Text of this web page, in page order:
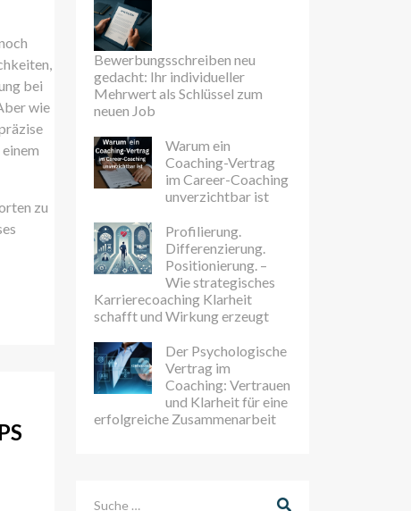
bei
wie
zu
Bewerbungsschreiben neu
gedacht: Ihr individueller
Mehrwert als Schlüssel zum
neuen Job
Warum ein
Coaching-Vertrag
im Career-Coaching
unverzichtbar ist
Profilierung.
Differenzierung.
Positionierung. –
Wie strategisches
Karrierecoaching Klarheit
schafft und Wirkung erzeugt
Der Psychologische
Vertrag im
Coaching: Vertrauen
und Klarheit für eine
erfolgreiche Zusammenarbeit